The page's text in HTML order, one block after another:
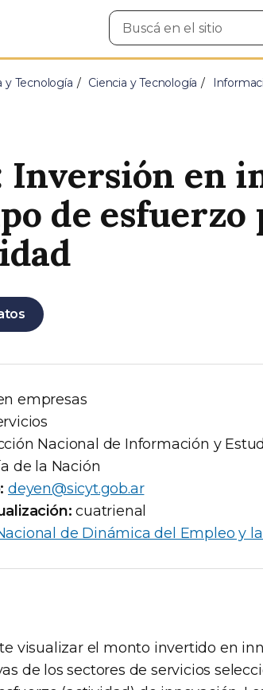
Buscar
en
y Tecnología Ciencia y Tecnología
Inversión en
de esfuerzo
empresas
Nacional de Información y
de la Nación
deyen@sicyt.gob.ar
cuatrienal
de Dinámica del Empleo y
visualizar el monto invertido en
de los sectores de servicios